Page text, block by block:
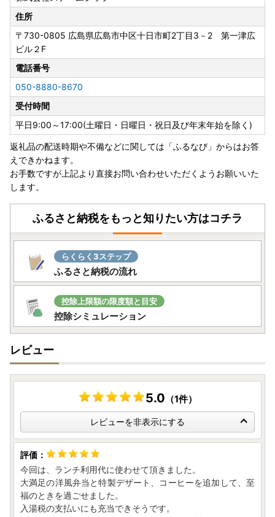
けまでに時間を要する場合がございます。
ご迷惑をおかけいたしますが、何卒ご理解のほどお願い申し
上げます。
【書類について】
寄附が確認されてから2週間を目安にお届けします。
なお、ワンストップ特例申請書は、ご要望の寄附者様のみ同
封いたします。
返礼品の到着とは前後するかと思いますが、準備が整い次第
発送致します。
【オンラインでのワンストップ特例申請について】
マイナンバーカードをお持ちの方を対象に、江田島市ではオ
ンラインでのワンストップ特例申請のお手続きが可能でござ
います。
詳細については以下のリンクをご確認ください。
オンライン申請のご案内
------------------------------------------------
【詐欺サイトにご注意ください】
ふるさと納税の画像や返礼品名を不正にコピーした悪質なサ
イトが確認されています。
怪しいと感じた場合は、お申込みされる前に江田島市までご
確認いただく等、悪質な詐欺には十分ご注意ください。
江田島市でのふるさと納税寄附申し込みサイトにつきまして
は、公式HPにてご確認ください。
【ヤマト運輸・転送サービスの有料化について】
令和5年6月1日発送分以降、ヤマト運輸より転送サービスの
有料化が発表されております。転送の際は、ご注意くださ
い。
お届け先が変更となる場合は、事前に問い合わせ窓口へご連
絡をお願いいたします。
【ふるさと納税の対象となる地方団体の指定について】
江田島市は令和7年9月26日付総務大臣通知「ふるさと納税
の対象となる地方団体の指定について（通知）」にて、地方
住所
〒730-0805 広島県広島市中区十日市町2丁目3－2 第一津広
ビル２F
電話番号
050-8880-8670
受付時間
平日9:00～17:00(土曜日・日曜日・祝日及び年末年始を除く)
返礼品の配送時期や不備などに関しては「ふるなび」からはお答
えできかねます。
お手数ですが上記より直接お問い合わせいただくようお願いいた
します。
ふるさと納税をもっと知りたい方はコチラ
らくらく3ステップ
ふるさと納税の流れ
控除上限額の限度額と目安
控除シミュレーション
レビュー
5.0 （1件）
レビューを非表示にする
今回は、ランチ利用代に使わせて頂きました。
大満足の洋風弁当と特製デザート、コーヒーを追加して、至
福のときを過ごせました。
入湯税の支払いにも充当できそうです。